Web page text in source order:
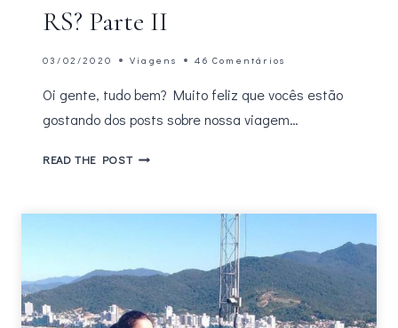
RS? Parte II
03/02/2020 Viagens 46 Comentários
Oi gente, tudo bem? Muito feliz que vocês estão
gostando dos posts sobre nossa viagem…
READ THE POSTO
EM
PARTE
II